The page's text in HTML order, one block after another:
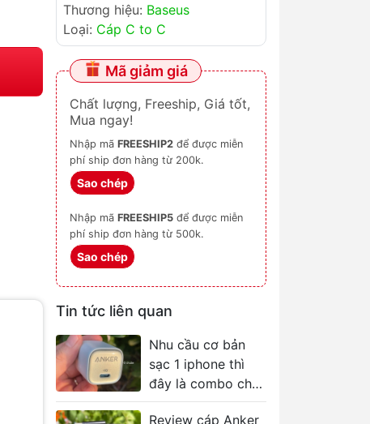
Thương hiệu: Baseus
Loại: Cáp C to C
Mã giảm giá
Chất lượng, Freeship, Giá tốt,
Mua ngay!
Nhập mã FREESHIP2
phí ship đơn hàng từ 200k.
Sao chép
Nhập mã FREESHIP5
phí ship đơn hàng từ 500k.
Sao chép
Tin tức liên quan
Nhu cầu cơ bản
sạc 1 iphone thì
đây là combo chân
ái từ Anker
Review cáp Anker